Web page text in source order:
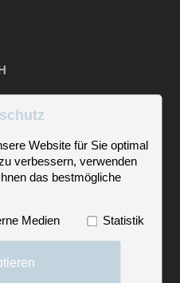
Uhr
Website für Sie optimal
verbessern, verwenden
das bestmögliche
Medien Statistik